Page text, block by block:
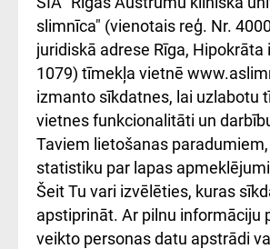
iesniegšanas
kārtība
Kā pie mums nokļūt
Rēķinu apmaksas
ceļvedis
Rekvizīti un
ārstniecības
slimnīca" (vienotais reģ. Nr.
juridiskā adrese Rīga, Hipokrāta
1079) tīmekļa vietnē
izmanto sīkdatnes, lai uzlabotu
vietnes funkcionalitāti un
Taviem lietošanas
statistiku par lapas
Šeit Tu vari izvēlēties, kuras
apstiprināt. Ar pilnu informāciju
veikto personas datu apstrādi